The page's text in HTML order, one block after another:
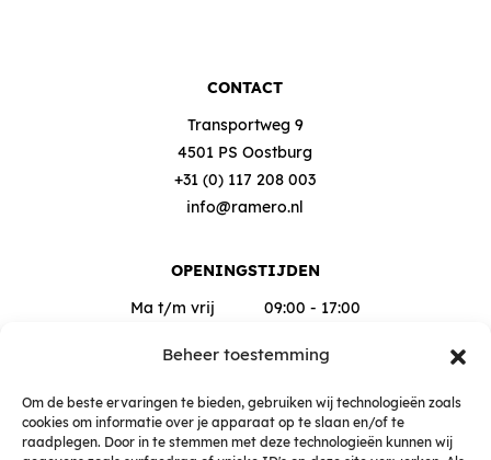
Beheer toestemming
Om de beste ervaringen te bieden, gebruiken wij technologieën zoals
cookies om informatie over je apparaat op te slaan en/of te
raadplegen. Door in te stemmen met deze technologieën kunnen wij
CONTACT
Transportweg 9
4501 PS Oostburg
+31 (0) 117 208 003
info@ramero.nl
OPENINGSTIJDEN
Ma t/m vrij
09:00 - 17:00
Buiten deze tijden op afspraak